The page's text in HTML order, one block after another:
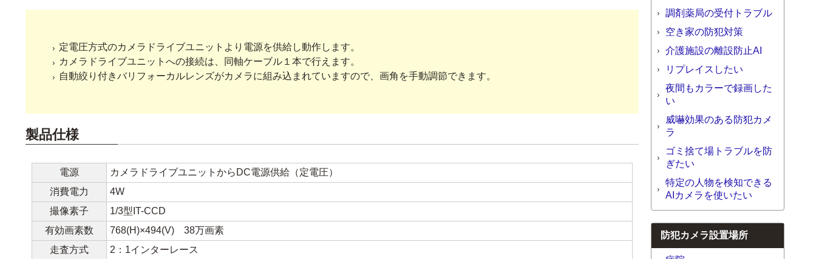
定電圧方式のカメラドライブユニットより電源を供給し動作します。
カメラドライブユニットへの接続は、同軸ケーブル１本で行えます。
自動絞り付きバリフォーカルレンズがカメラに組み込まれていますので、画角を手動調節できます。
製品仕様
電源
カメラドライブユニットからDC電源供給（定電圧）
消費電力
4W
撮像素子
1/3型IT-CCD
有効画素数
768(H)×494(V) 38万画素
走査方式
2：1インターレース
調剤薬局の受付トラブル
空き家の防犯対策
介護施設の離設防止AI
リプレイスしたい
夜間もカラーで録画した
い
威嚇効果のある防犯カメ
ラ
ゴミ捨て場トラブルを防
ぎたい
特定の人物を検知できる
AIカメラを使いたい
防犯カメラ設置場所